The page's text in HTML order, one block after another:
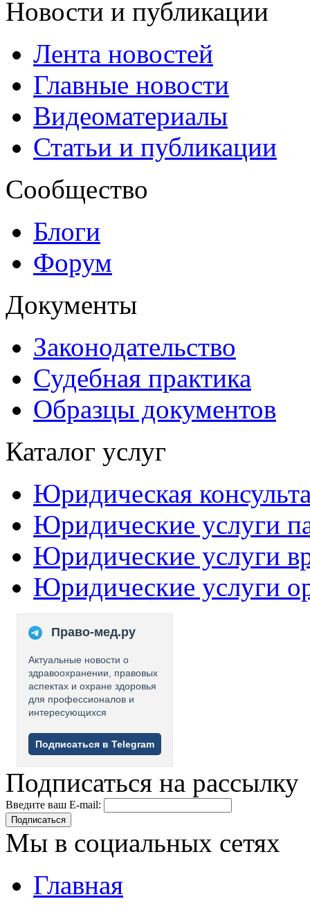
Новости и публикации
Лента новостей
Главные новости
Видеоматериалы
Статьи и публикации
Сообщество
Блоги
Форум
Документы
Законодательство
Судебная практика
Образцы документов
Каталог услуг
Юридическая
Юридические услуги
Юридические услуги
Юридические услуги
Право-мед.ру
Актуальные новости о
здравоохранении, правовых
аспектах и охране здоровья
для профессионалов и
интересующихся
Подписаться в Telegram
Подписаться на рассылку
Введите ваш E-mail:
Подписаться
Мы в социальных сетях
Главная